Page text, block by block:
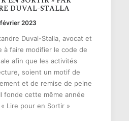
DUVAL-STALLA
2023
Duval-Stalla, avocat et
à faire modifier le code de
afin que les activités
soient un motif de
et de remise de peine
fonde cette même année
« Lire pour en Sortir »